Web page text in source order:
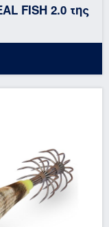
FISH 2.0 της